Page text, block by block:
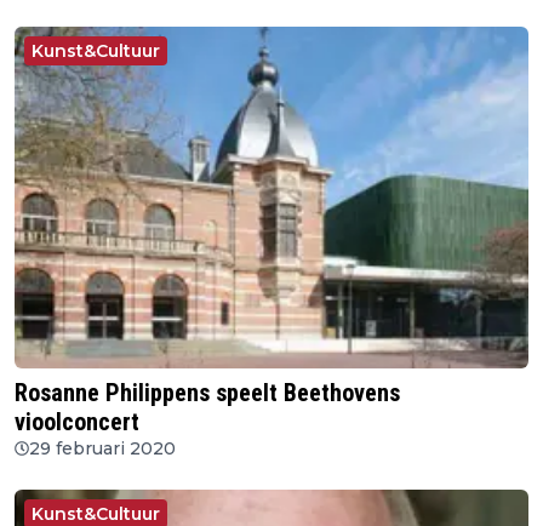
Kunst&Cultuur
Rosanne Philippens speelt Beethovens
vioolconcert
29 februari 2020
Kunst&Cultuur